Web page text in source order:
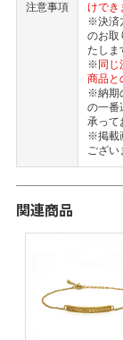
注意事項
けでき
※決済
のお取
たしま
※ 同
商品と
※納期
の一番
承って
※掲載
ござい
関連商品